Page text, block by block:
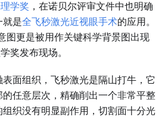
学奖 ，在诺贝尔评审文件中也明确
就是全飞秒激光近视眼手术的应用。
图更是被用作关键科学背景图出现
奖发布现场。
面组织，飞秒激光是隔山打牛，它
任意层次，精确削出一个非常平整
织没有明显副作用，切割面十分光